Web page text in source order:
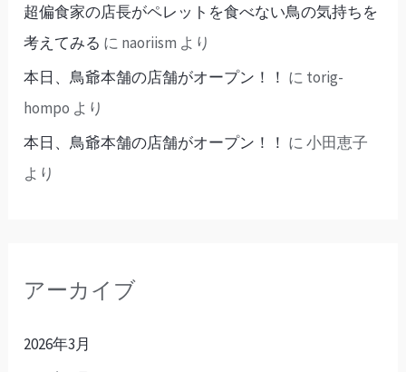
超偏食家の店長がペレットを食べない鳥の気持ちを
考えてみる に naoriism より
本日、鳥爺本舗の店舗がオープン！！ に torig-
hompo より
本日、鳥爺本舗の店舗がオープン！！ に小田恵子
より
アーカイブ
2026年3月